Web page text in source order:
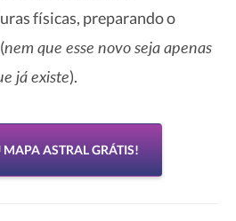
físicas, preparando o
nem que esse novo seja apenas
já existe).
MAPA ASTRAL GRÁTIS!